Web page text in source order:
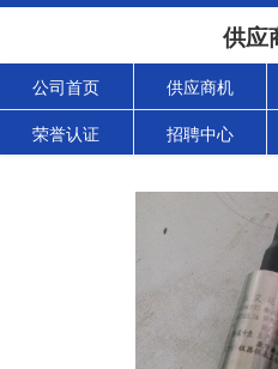
供应
公司首页 供应商机
荣誉认证 招聘中心